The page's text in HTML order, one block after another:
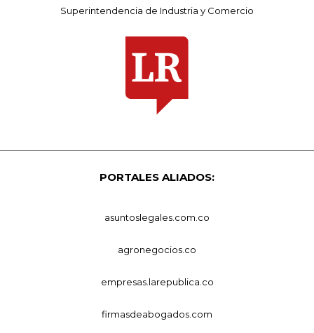
Superintendencia de Industria y Comercio
PORTALES ALIADOS:
asuntoslegales.com.co
agronegocios.co
empresas.larepublica.co
firmasdeabogados.com